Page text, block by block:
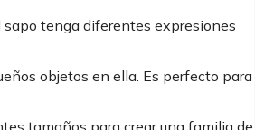
sapo tenga diferentes expresiones
objetos en ella. Es perfecto para